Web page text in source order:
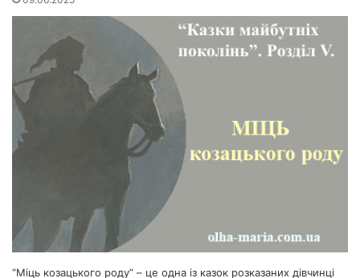
“Міць козацького роду” – це одна із казок розказаних дівчинці